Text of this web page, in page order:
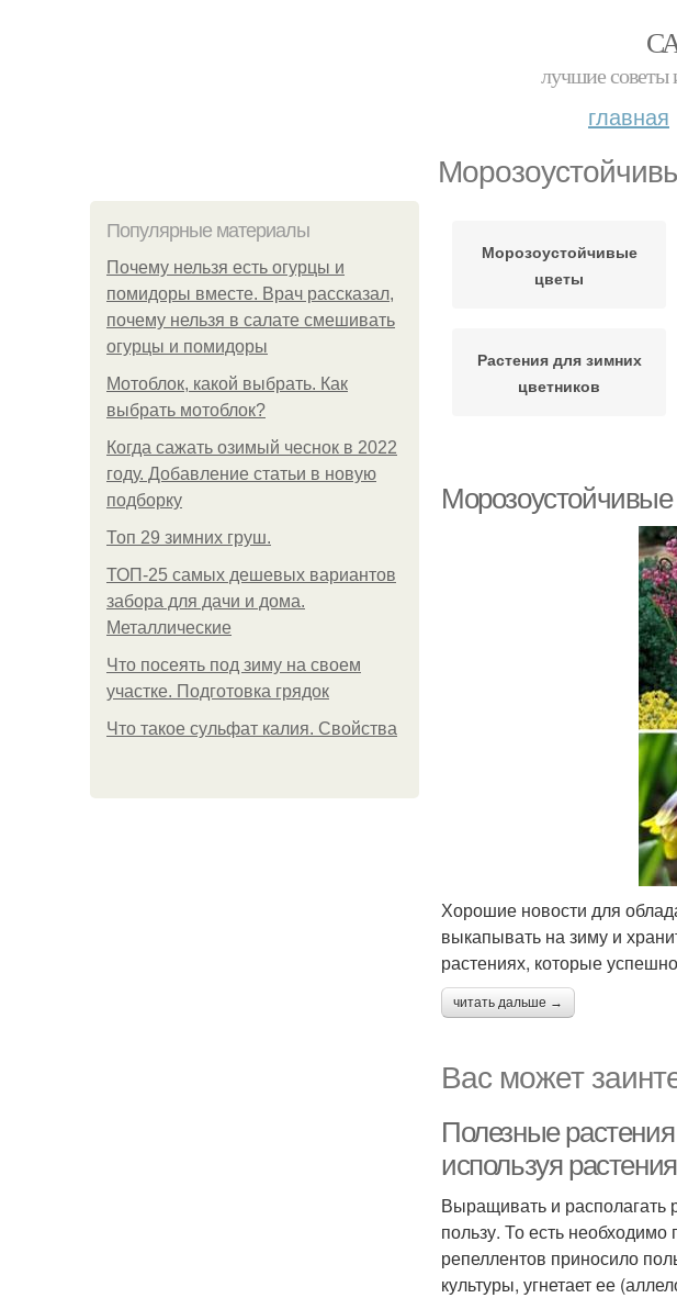
лучшие советы
главная
Популярные материалы
Почему нельзя есть огурцы и
помидоры вместе. Врач рассказал,
почему нельзя в салате смешивать
огурцы и помидоры
Мотоблок, какой выбрать. Как
выбрать мотоблок?
Когда сажать озимый чеснок в 2022
году. Добавление статьи в новую
подборку
Топ 29 зимних груш.
ТОП-25 самых дешевых вариантов
забора для дачи и дома.
Металлические
Что посеять под зиму на своем
участке. Подготовка грядок
Что такое сульфат калия. Свойства
Морозоустойчивые
цветы
Растения для зимних
цветников
Хорошие новости для
выкапывать на зиму и
растениях, которые
читать дальше →
Вас может
Полезные растения
используя
Выращивать и располагать
пользу. То есть необходимо
репеллентов приносило
культуры, угнетает ее